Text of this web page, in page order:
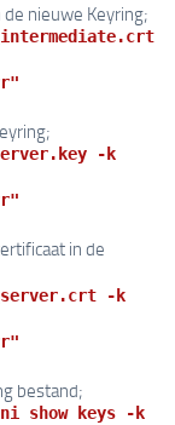
nieuwe Keyring;
-k
in de
-k
bestand;
show keys -k